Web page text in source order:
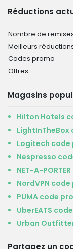
Réductions
Nombre de
Meilleurs
Codes promo
Offres
Magasins
Hilton Hotels
Logitech code
Nespresso
NET-A-
NordVPN
PUMA code
UberEATS
Urban
Partagez un